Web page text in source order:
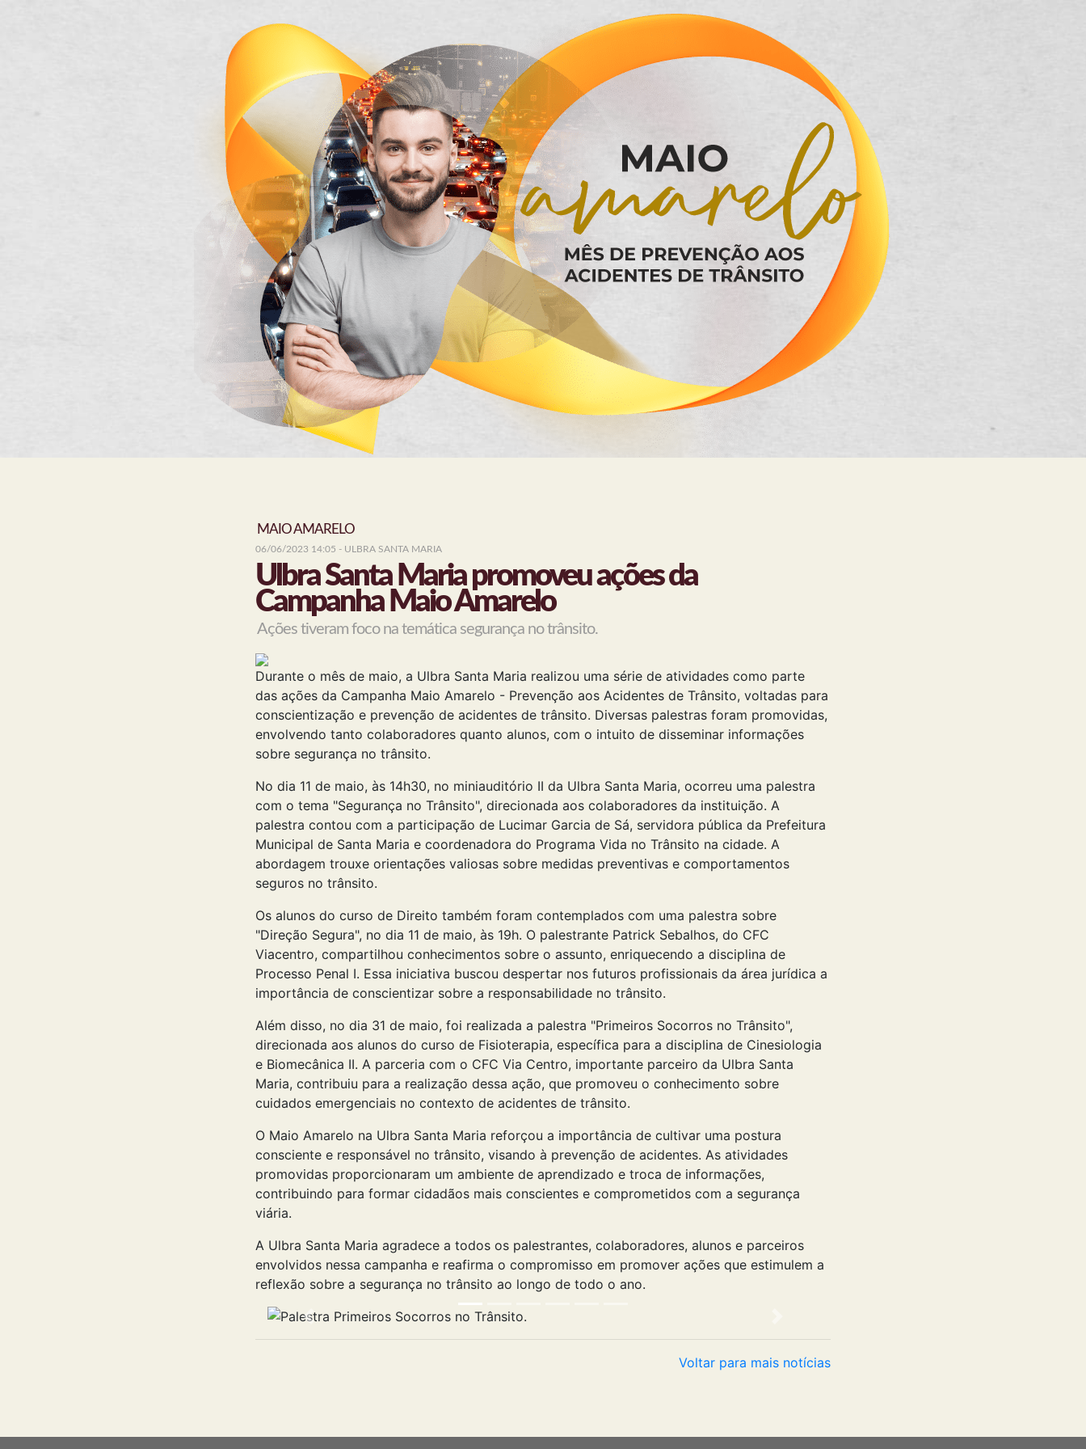
MAIO AMARELO
06/06/2023 14:05 - ULBRA SANTA MARIA
Ulbra Santa Maria promoveu ações da
Campanha Maio Amarelo
Ações tiveram foco na temática segurança no trânsito.
Durante o mês de maio, a Ulbra Santa Maria realizou uma série de atividades como parte
das ações da Campanha Maio Amarelo - Prevenção aos Acidentes de Trânsito, voltadas para
conscientização e prevenção de acidentes de trânsito. Diversas palestras foram promovidas,
envolvendo tanto colaboradores quanto alunos, com o intuito de disseminar informações
sobre segurança no trânsito.
No dia 11 de maio, às 14h30, no miniauditório II da Ulbra Santa Maria, ocorreu uma palestra
com o tema "Segurança no Trânsito", direcionada aos colaboradores da instituição. A
palestra contou com a participação de Lucimar Garcia de Sá, servidora pública da Prefeitura
Municipal de Santa Maria e coordenadora do Programa Vida no Trânsito na cidade. A
abordagem trouxe orientações valiosas sobre medidas preventivas e comportamentos
seguros no trânsito.
Os alunos do curso de Direito também foram contemplados com uma palestra sobre
"Direção Segura", no dia 11 de maio, às 19h. O palestrante Patrick Sebalhos, do CFC
Viacentro, compartilhou conhecimentos sobre o assunto, enriquecendo a disciplina de
Processo Penal I. Essa iniciativa buscou despertar nos futuros profissionais da área jurídica a
importância de conscientizar sobre a responsabilidade no trânsito.
Além disso, no dia 31 de maio, foi realizada a palestra "Primeiros Socorros no Trânsito",
direcionada aos alunos do curso de Fisioterapia, específica para a disciplina de Cinesiologia
e Biomecânica II. A parceria com o CFC Via Centro, importante parceiro da Ulbra Santa
Maria, contribuiu para a realização dessa ação, que promoveu o conhecimento sobre
cuidados emergenciais no contexto de acidentes de trânsito.
O Maio Amarelo na Ulbra Santa Maria reforçou a importância de cultivar uma postura
consciente e responsável no trânsito, visando à prevenção de acidentes. As atividades
promovidas proporcionaram um ambiente de aprendizado e troca de informações,
contribuindo para formar cidadãos mais conscientes e comprometidos com a segurança
viária.
A Ulbra Santa Maria agradece a todos os palestrantes, colaboradores, alunos e parceiros
envolvidos nessa campanha e reafirma o compromisso em promover ações que estimulem a
reflexão sobre a segurança no trânsito ao longo de todo o ano.
Palestra Primeiros Socorros no Trânsito.
ACS Ulbra Santa Maria
Anterior
Voltar para mais notícias